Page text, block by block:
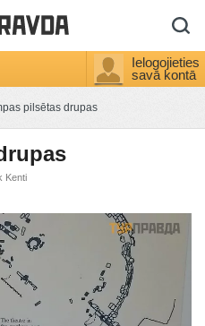
Ielogojieties
savā kontā
pilsētas drupas
Kenti